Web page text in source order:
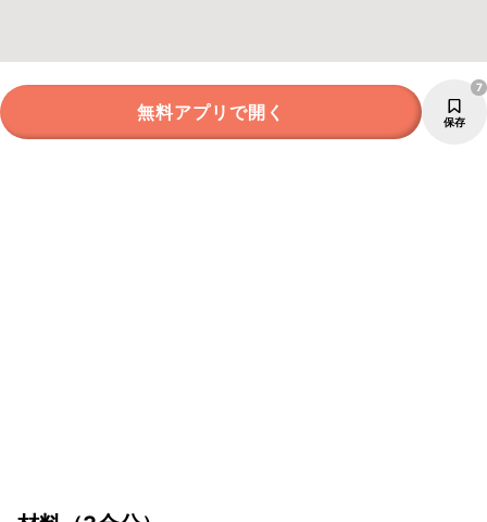
無料アプリで開く 保存
7